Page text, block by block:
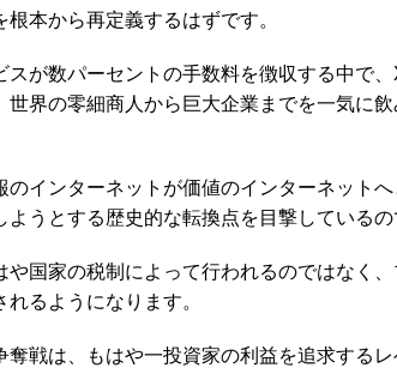
本から再定義するはずです。
スが数パーセントの手数料を徴収する中で
世界の零細商人から巨大企業までを一気に
のインターネットが価値のインターネット
ようとする歴史的な転換点を目撃しているの
や国家の税制によって行われるのではなく
るようになります。
奪戦は、もはや一投資家の利益を追求する